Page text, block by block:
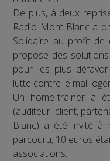
De plus, à deux
Radio Mont Blanc a
Solidaire au profit de
propose des
pour les plus
lutte contre le mal-
Un home-trainer a
(auditeur, client,
Blanc) a été invité à
parcouru, 10 euros
associations.